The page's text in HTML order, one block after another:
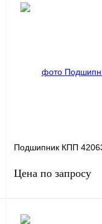
В избранное
Подшипник КПП
Цена по запросу